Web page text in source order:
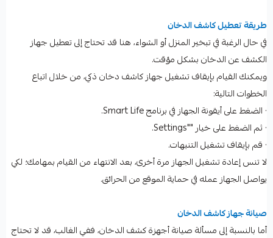
طريقة تعطيل كاشف الدخان
في حال الرغبة في تبخير المنزل أو الشواء، هنا قد تحتاج إلى تعطيل جهاز
الكشف عن الدخان بشكل مؤقت.
ويمكنك القيام بإيقاف تشغيل جهاز كاشف دخان ذكي، من خلال اتباع
الخطوات التالية:
· الضغط على أيقونة الجهاز في برنامج Smart Life.
· ثم الضغط على خيار ""Settings.
· قم بإيقاف تشغيل التنبهات.
لا تنس إعادة تشغيل الجهاز مرة أخرى، بعد الانتهاء من القيام بمهامك؛ لكي
يواصل الجهاز عمله في حماية الموقع من الحرائق.
صيانة جهاز كاشف الدخان
أما بالنسبة إلى مسألة صيانة أجهزة كشف الدخان، ففي الغالب، قد لا تحتاج